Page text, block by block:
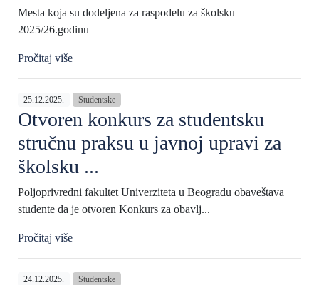
Mesta koja su dodeljena za raspodelu za školsku
2025/26.godinu
Pročitaj više
25.12.2025. Studentske
Otvoren konkurs za studentsku
stručnu praksu u javnoj upravi za
školsku ...
Poljoprivredni fakultet Univerziteta u Beogradu obaveštava
studente da je otvoren Konkurs za obavlj...
Pročitaj više
24.12.2025. Studentske